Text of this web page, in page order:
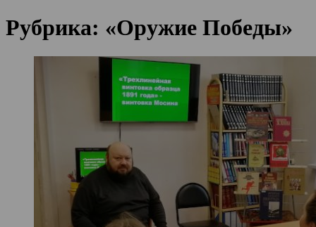
Рубрика: «Оружие Победы»